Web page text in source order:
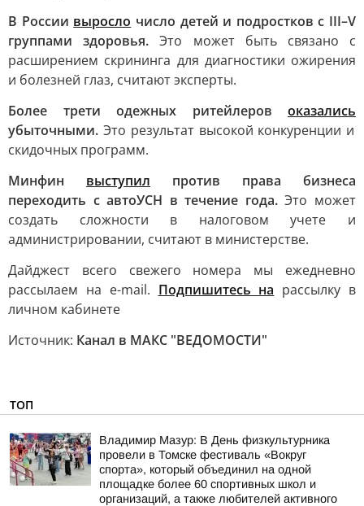
В России выросло число детей и подростков с III–V
группами здоровья.Это может быть связано с
расширением скрининга для диагностики ожирения
и болезней глаз, считают эксперты.
Более трети одежных ритейлеров оказались
убыточными. Это результат высокой конкуренции и
скидочных программ.
Минфин выступил против права бизнеса
переходить с автоУСН в течение года.Это может
создать сложности в налоговом учете и
администрировании, считают в министерстве.
Дайджест всего cвежего номера мы ежедневно
рассылаем на e-mail. Подпишитесь на рассылку в
личном кабинете
Источник: Канал в МАКС "ВЕДОМОСТИ"
ТОП
Владимир Мазур: В День физкультурника
провели в Томске фестиваль «Вокруг
спорта», который объединил на одной
площадке более 60 спортивных школ и
организаций, а также любителей активного